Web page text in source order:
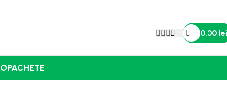
0,00 lei
PACHETE